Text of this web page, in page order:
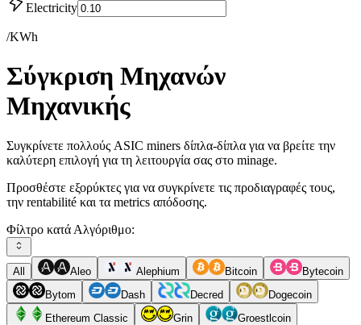
Electricity
/KWh
Σύγκριση Μηχανών
Μηχανικής
Συγκρίνετε πολλούς ASIC miners δίπλα-δίπλα για να βρείτε την
καλύτερη επιλογή για τη λειτουργία σας στο minage.
Προσθέστε εξορύκτες για να συγκρίνετε τις προδιαγραφές τους,
την rentabilité και τα metrics απόδοσης.
Φίλτρο κατά Αλγόριθμο:
All Aleo Alephium Bitcoin
Bytecoin
Bytom
Dash Decred
Dogecoin
Ethereum Classic
Grin
Groestlcoin